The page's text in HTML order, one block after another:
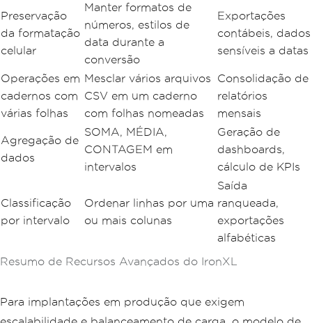
Resumo de Recursos Avançados do IronXL
Preservação
da formatação
celular
Manter formatos de
números, estilos de
data durante a
conversão
Exportações
contábeis, dados
sensíveis a datas
Operações em
cadernos com
várias folhas
Mesclar vários arquivos
CSV em um caderno
com folhas nomeadas
Consolidação de
relatórios
mensais
Agregação de
dados
SOMA, MÉDIA,
CONTAGEM em
intervalos
Geração de
dashboards,
cálculo de KPIs
Classificação
por intervalo
Ordenar linhas por uma
ou mais colunas
Saída
ranqueada,
exportações
alfabéticas
Para implantações em produção que exigem